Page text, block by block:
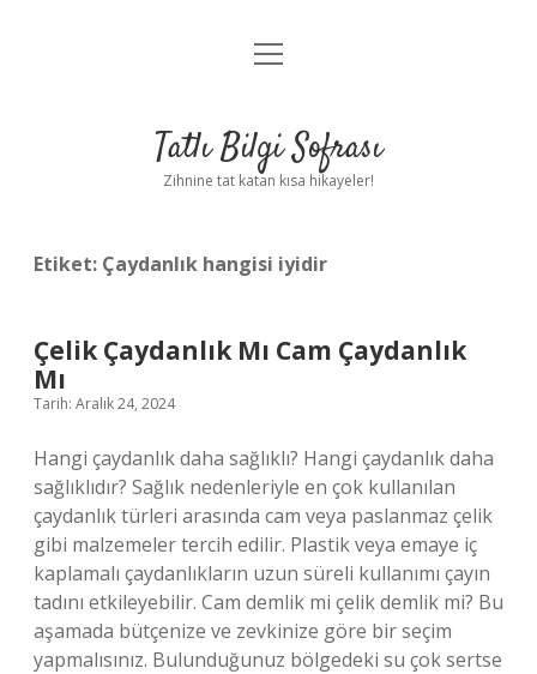
Anasayfa
Yasal Uyarı
menüyü
Tatlı Bilgi Sofrası
Zihnine tat katan kısa hikayeler!
Etiket: Çaydanlık hangisi iyidir
Çelik Çaydanlık Mı Cam Çaydanlık
Mı
Tarih: Aralık 24, 2024
Hangi çaydanlık daha sağlıklı? Hangi çaydanlık daha
sağlıklıdır? Sağlık nedenleriyle en çok kullanılan
çaydanlık türleri arasında cam veya paslanmaz çelik
gibi malzemeler tercih edilir. Plastik veya emaye iç
kaplamalı çaydanlıkların uzun süreli kullanımı çayın
tadını etkileyebilir. Cam demlik mi çelik demlik mi? Bu
aşamada bütçenize ve zevkinize göre bir seçim
yapmalısınız. Bulunduğunuz bölgedeki su çok sertse